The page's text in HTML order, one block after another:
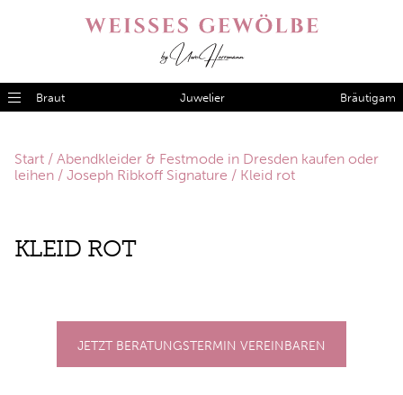
Braut Juwelier Bräutigam
Start / Abendkleider & Festmode in Dresden kaufen oder
leihen / Joseph Ribkoff Signature / Kleid rot
KLEID ROT
JETZT BERATUNGSTERMIN VEREINBAREN